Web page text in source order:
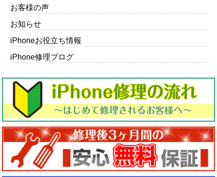
お客様の声
お知らせ
iPhoneお役立ち情報
iPhone修理ブログ